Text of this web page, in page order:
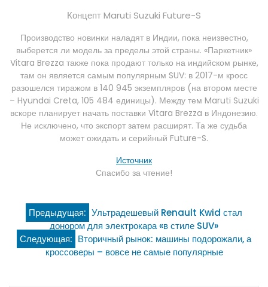
Концепт Maruti Suzuki Future-S
Производство новинки наладят в Индии, пока неизвестно,
выберется ли модель за пределы этой страны. «Паркетник»
Vitara Brezza также пока продают только на индийском рынке,
там он является самым популярным SUV: в 2017-м кросс
разошелся тиражом в 140 945 экземпляров (на втором месте
– Hyundai Creta, 105 484 единицы). Между тем Maruti Suzuki
вскоре планирует начать поставки Vitara Brezza в Индонезию.
Не исключено, что экспорт затем расширят. Та же судьба
может ожидать и серийный Future-S.
Источник
Спасибо за чтение!
Навигация
по
записям
Предыдущая: Ультрадешевый Renault Kwid стал
донором для электрокара «в стиле SUV»
Следующая: Вторичный рынок: машины подорожали, а
кроссоверы – вовсе не самые популярные